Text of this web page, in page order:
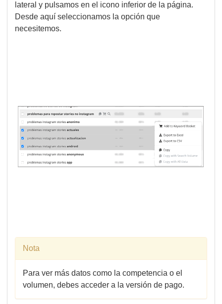
lateral y pulsamos en el icono inferior de la página.
Desde aquí seleccionamos la opción que
necesitemos.
Nota
Para ver más datos como la competencia o el
volumen, debes acceder a la versión de pago.